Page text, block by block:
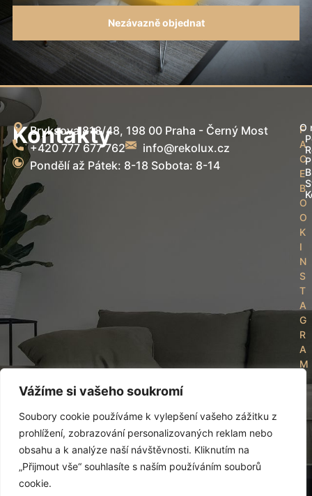
Vážíme si vašeho soukromí
Soubory cookie používáme k vylepšení vašeho zážitku z
prohlížení, zobrazování personalizovaných reklam nebo
obsahu a k analýze naší návštěvnosti. Kliknutím na
„Přijmout vše“ souhlasíte s naším používáním souborů
cookie.
Kontakty
Bryksova 818/48, 198 00 Praha - Černý Most
+420 777 677 762
info@rekolux.cz
Pondělí až Pátek: 8-18 Sobota: 8-14
O
F
A
C
E
B
O
O
K
I
N
S
T
A
G
R
A
M
© REKOLUX stav s.r.o., IČ: 07961511 Roháčova 145/14, 130